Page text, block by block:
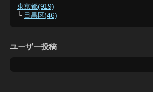
東京都(919)
└ 目黒区(46)
ユーザー投稿